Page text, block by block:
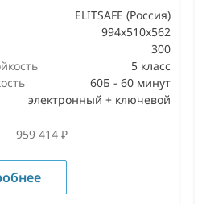
ELITSAFE (Россия)
994x510x562
300
5 класс
60Б - 60 минут
электронный + ключевой
959 414₽